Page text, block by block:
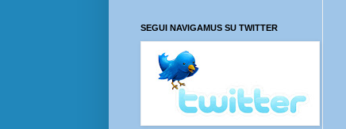
SEGUI NAVIGAMUS SU TWITTER